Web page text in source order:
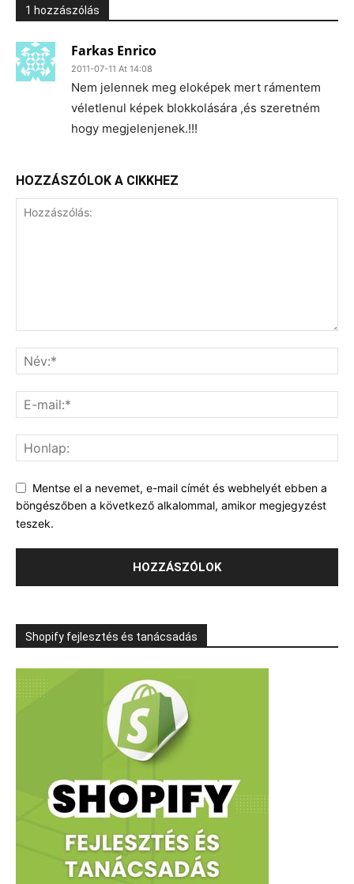
1 hozzászólás
Farkas Enrico
2011-07-11 At 14:08
Nem jelennek meg eloképek mert rámentem
véletlenul képek blokkolására ,és szeretném
hogy megjelenjenek.!!!
HOZZÁSZÓLOK A CIKKHEZ
Mentse el a nevemet, e-mail címét és webhelyét ebben a
böngészőben a következő alkalommal, amikor megjegyzést
teszek.
Shopify fejlesztés és tanácsadás